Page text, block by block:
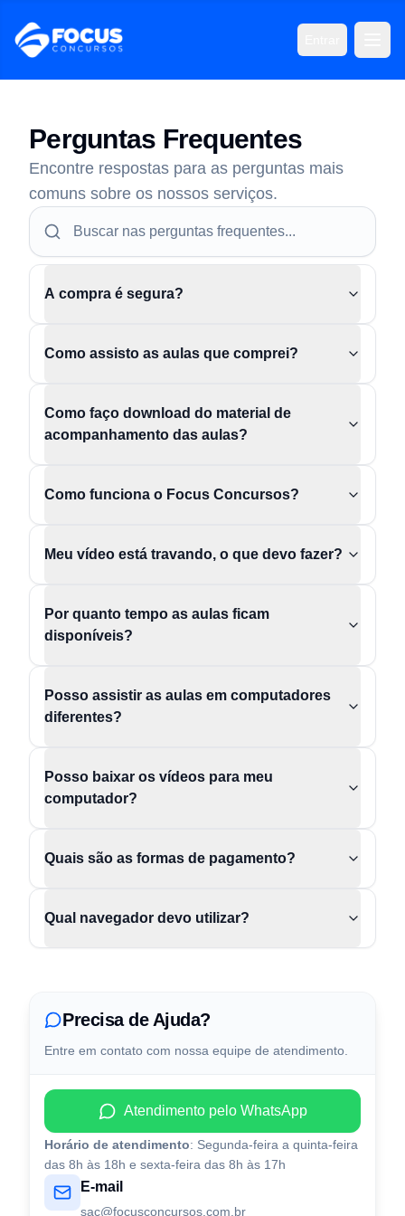
Perguntas Frequentes
Encontre respostas para as perguntas mais
comuns sobre os nossos serviços.
A compra é segura?
Como assisto as aulas que comprei?
Como faço download do material de
acompanhamento das aulas?
Como funciona o Focus Concursos?
Meu vídeo está travando, o que devo fazer?
Por quanto tempo as aulas ficam
disponíveis?
Posso assistir as aulas em computadores
diferentes?
Posso baixar os vídeos para meu
computador?
Quais são as formas de pagamento?
Qual navegador devo utilizar?
Precisa de Ajuda?
Entre em contato com nossa equipe de atendimento.
Atendimento pelo WhatsApp
Horário de atendimento: Segunda-feira a quinta-feira
das 8h às 18h e ⁠sexta-feira das 8h às 17h
E-mail
sac@focusconcursos.com.br